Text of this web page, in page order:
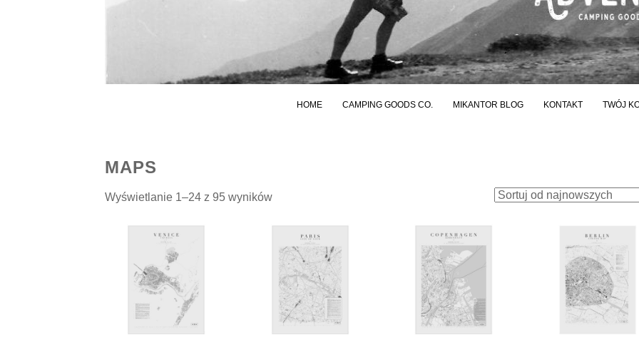
HOME CAMPING GOODS CO. MIKANTOR BLOG KONTAKT TWÓJ
MAPS
Wyświetlanie 1–24 z 95 wynikówPosortowane
najnowszych